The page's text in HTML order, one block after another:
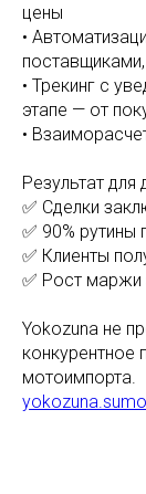
цены
•
• Трекинг с
этапе — от
•
Результат для
✅ Сделки
✅ 90% рутины
✅ Клиенты
✅ Рост маржи
Yokozuna не
конкурентное
мотоимпорта.